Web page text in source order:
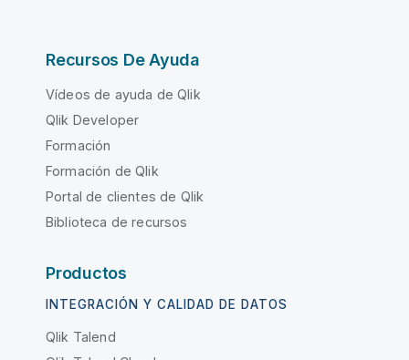
Recursos De Ayuda
Vídeos de ayuda de Qlik
Qlik Developer
Formación
Formación de Qlik
Portal de clientes de Qlik
Biblioteca de recursos
Productos
INTEGRACIÓN Y CALIDAD DE DATOS
Qlik Talend